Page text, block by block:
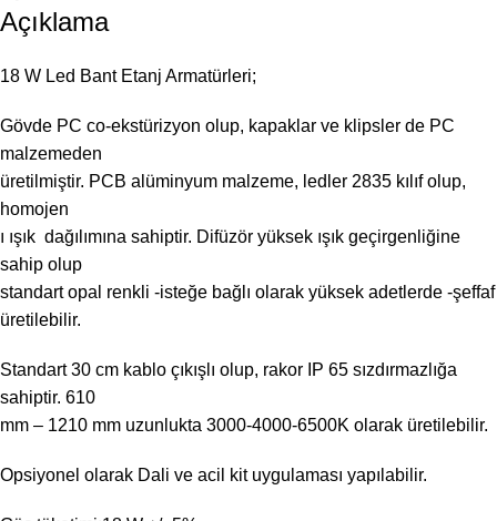
Açıklama
18 W Led Bant Etanj Armatürleri;
Gövde PC co-ekstürizyon olup, kapaklar ve klipsler de PC
malzemeden
üretilmiştir. PCB alüminyum malzeme, ledler 2835 kılıf olup,
homojen
ı ışık dağılımına sahiptir. Difüzör yüksek ışık geçirgenliğine
sahip olup
standart opal renkli -isteğe bağlı olarak yüksek adetlerde -şeffaf
üretilebilir.
Standart 30 cm kablo çıkışlı olup, rakor IP 65 sızdırmazlığa
sahiptir. 610
mm – 1210 mm uzunlukta 3000-4000-6500K olarak üretilebilir.
Opsiyonel olarak Dali ve acil kit uygulaması yapılabilir.